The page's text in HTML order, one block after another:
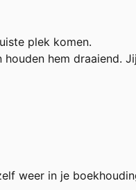
plek komen.
hem draaiend.
weer in je